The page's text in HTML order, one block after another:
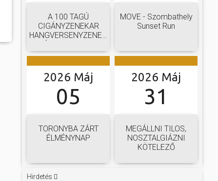
A 100 TAGÚ
CIGÁNYZENEKAR
HANGVERSENYZENEKARI
MOVE - Szombathely
Sunset Run
2026 Máj
05
TORONYBA ZÁRT
ÉLMÉNYNAP
2026 Máj
31
MEGÁLLNI TILOS,
NOSZTALGIÁZNI
KÖTELEZŐ
Hirdetés